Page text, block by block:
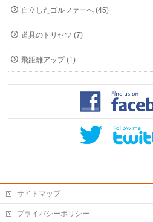
自立したゴルファーへ (45)
道具のトリセツ (7)
飛距離アップ (1)
サイトマップ
プライバシーポリシー